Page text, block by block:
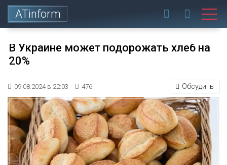
ATinform
В Украине может подорожать хлеб на
20%
09.08.2024 в 22:03 476 Обсудить